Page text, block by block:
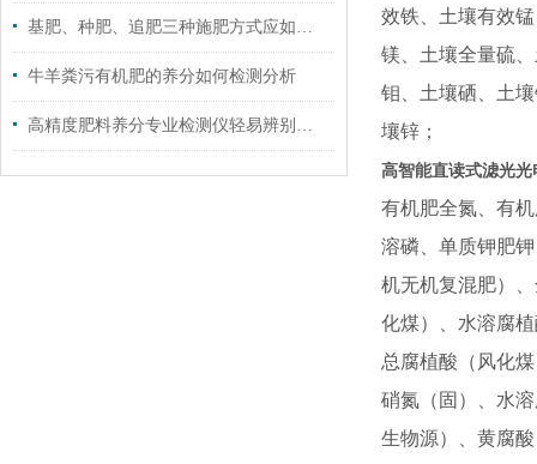
基肥、种肥、追肥三种施肥方式应如何合理安排?
牛羊粪污有机肥的养分如何检测分析
高精度肥料养分专业检测仪轻易辨别有机肥造假乱象
效铁、土壤有效
镁、土壤全量硫
钼、土壤硒、土
壤锌；
高智能直读式滤光
有机肥全氮、有
溶磷、单质钾肥
机无机复混肥）
化煤）、水溶腐
总腐植酸（风化
硝氮（固）、水
生物源）、黄腐